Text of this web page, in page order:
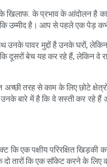
खिलाफ. के प्रभाव के आंदोलन
उम्मीद है। आप से पहले एक पेड़
पावर मुद्दों है उनके घरों,
बेच यह कर रहे हैं, लेकिन वे
तरह से काम के लिए छोटे
बारे में है कि वे सस्ती कर रहे
पक्षीय परिरक्षित खिड़की
तारों कि एक सॉकेट करने के लिए